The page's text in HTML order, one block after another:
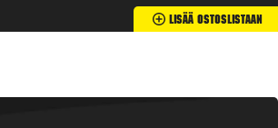
Lisää Ostoslistaan